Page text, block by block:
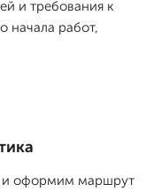
и требования к
начала работ,
и оформим маршрут